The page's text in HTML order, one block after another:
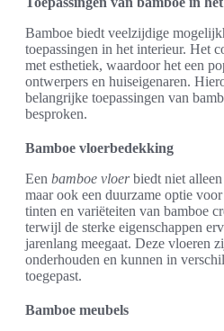
Bamboe biedt veelzijdige
toepassingen in het interieur. Het
met esthetiek, waardoor het een
ontwerpers en huiseigenaren.
belangrijke toepassingen van
besproken.
Bamboe vloerbedekking
Een bamboe vloerbiedt niet
maar ook een duurzame optie
tinten en variëteiten van bamboe
terwijl de sterke eigenschappen
jarenlang meegaat. Deze vloeren
onderhouden en kunnen in
toegepast.
Bamboe meubels